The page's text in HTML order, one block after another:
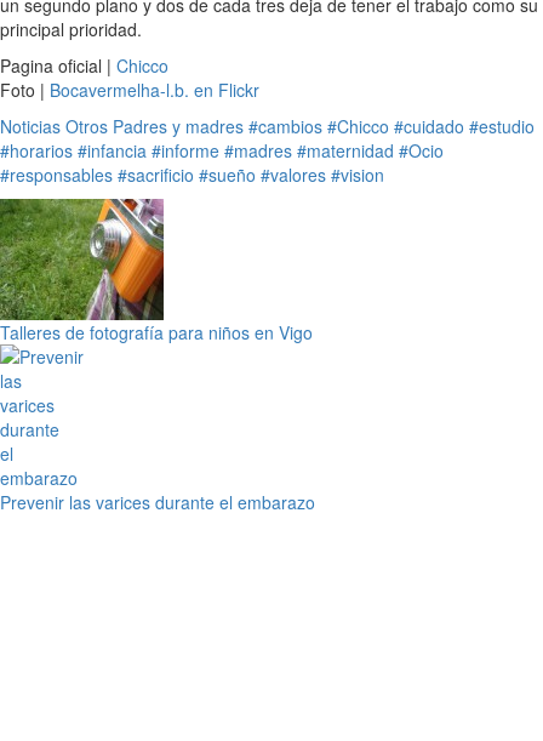
un segundo plano y dos de cada tres deja de tener el trabajo como su
principal prioridad.
Pagina oficial | Chicco
Foto | Bocavermelha-l.b. en Flickr
Noticias Otros Padres y madres #cambios #Chicco #cuidado #estudio
#horarios #infancia #informe #madres #maternidad #Ocio
#responsables #sacrificio #sueño #valores #vision
Talleres de fotografía para niños en Vigo
Prevenir las varices durante el embarazo